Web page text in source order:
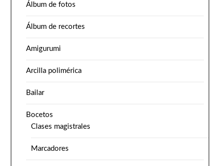
Álbum de fotos
Álbum de recortes
Amigurumi
Arcilla polimérica
Bailar
Bocetos
Clases magistrales
Marcadores